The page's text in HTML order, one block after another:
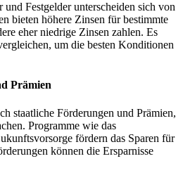
Festgelder unterscheiden sich von
bieten höhere Zinsen für bestimmte
eher niedrige Zinsen zahlen. Es
um die besten Konditionen
Prämien
staatliche Förderungen und Prämien,
Programme wie das
fördern das Sparen für
können die Ersparnisse